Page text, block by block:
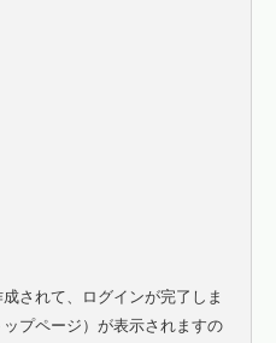
されて、ログインが完了しま
プページ）が表示されますの